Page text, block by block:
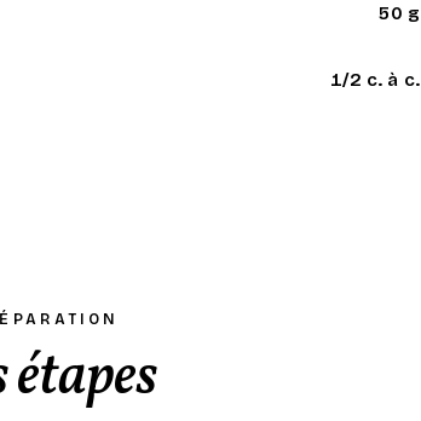
50 g
1/2 c. à c.
étapes